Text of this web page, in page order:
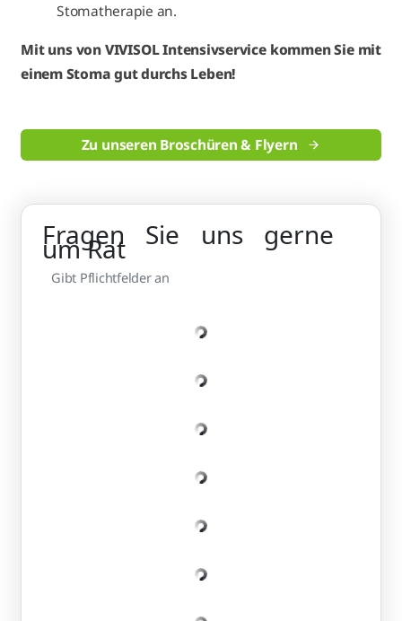
Stomatherapie an.
Mit uns von VIVISOL Intensivservice kommen Sie mit
einem Stoma gut durchs Leben!
Zu unseren Broschüren & Flyern
Fragen Sie uns gerne
um Rat
Gibt Pflichtfelder an